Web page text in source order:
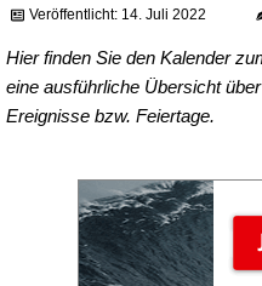
Veröffentlicht: 14. Juli 2022
Hier finden Sie den Kalender
eine ausführliche Übersicht
Ereignisse bzw. Feiertage.